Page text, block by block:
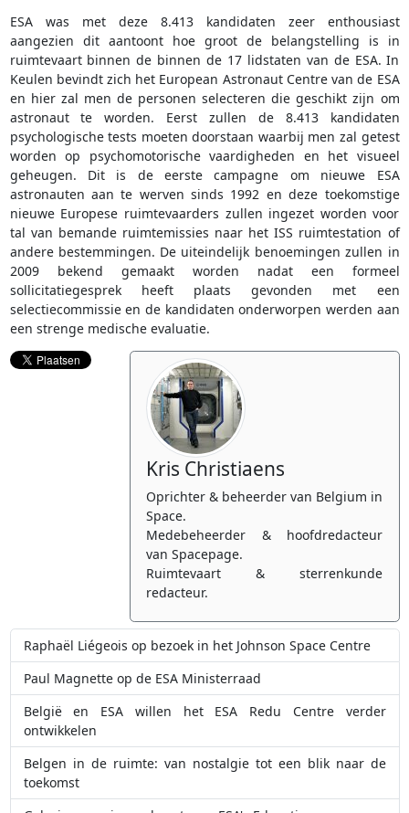
ESA was met deze 8.413 kandidaten zeer enthousiast
aangezien dit aantoont hoe groot de belangstelling is in
ruimtevaart binnen de binnen de 17 lidstaten van de ESA. In
Keulen bevindt zich het European Astronaut Centre van de ESA
en hier zal men de personen selecteren die geschikt zijn om
astronaut te worden. Eerst zullen de 8.413 kandidaten
psychologische tests moeten doorstaan waarbij men zal getest
worden op psychomotorische vaardigheden en het visueel
geheugen. Dit is de eerste campagne om nieuwe ESA
astronauten aan te werven sinds 1992 en deze toekomstige
nieuwe Europese ruimtevaarders zullen ingezet worden voor
tal van bemande ruimtemissies naar het ISS ruimtestation of
andere bestemmingen. De uiteindelijk benoemingen zullen in
2009 bekend gemaakt worden nadat een formeel
sollicitatiegesprek heeft plaats gevonden met een
selectiecommissie en de kandidaten onderworpen werden aan
een strenge medische evaluatie.
Kris Christiaens
Oprichter & beheerder van Belgium in
Space.
Medebeheerder & hoofdredacteur
van Spacepage.
Ruimtevaart & sterrenkunde
redacteur.
Raphaël Liégeois op bezoek in het Johnson Space Centre
Paul Magnette op de ESA Ministerraad
België en ESA willen het ESA Redu Centre verder
ontwikkelen
Belgen in de ruimte: van nostalgie tot een blik naar de
toekomst